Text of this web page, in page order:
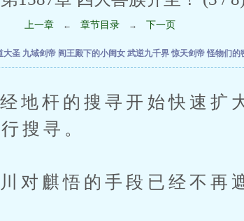
上一章 ← 章节目录 → 下一页
大圣 九域剑帝 阎王殿下的小闺女 武逆九千界惊天剑帝怪物们的
的搜寻开始快速扩大
搜寻。
悟的手段已经不再遮